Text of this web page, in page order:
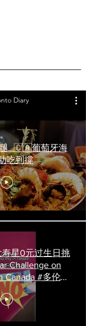
Diary
腿…🇨🇦葡萄牙海
吃到撐
星0元过生日挑
Challenge on
Canada #多伦多
多伦多美食